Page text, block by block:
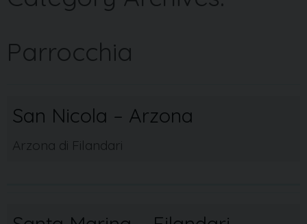
Parrocchia
San Nicola – Arzona
Arzona di Filandari